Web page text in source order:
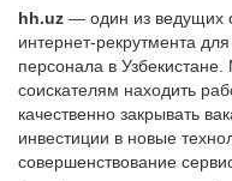
hh.uz — один из ведущих
интернет-рекрутмента
персонала в
соискателям находить
качественно закрывать
инвестиции в новые
совершенствование